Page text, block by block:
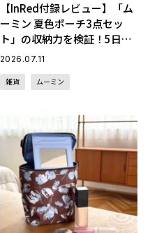
【InRed付録レビュー】「ム
ーミン 夏色ポーチ3点セッ
ト」の収納力を検証！5日分
のスキンケアは入る？
2026.07.11
雑貨 ムーミン